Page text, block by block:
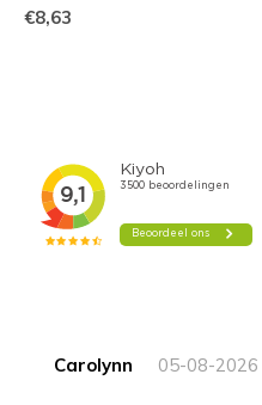
€8,63
Carolynn 05-08-2026